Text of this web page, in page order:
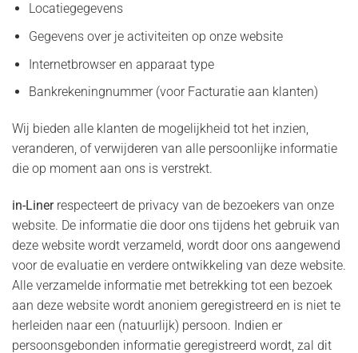
Locatiegegevens
Gegevens over je activiteiten op onze website
Internetbrowser en apparaat type
Bankrekeningnummer (voor Facturatie aan klanten)
Wij bieden alle klanten de mogelijkheid tot het inzien,
veranderen, of verwijderen van alle persoonlijke informatie
die op moment aan ons is verstrekt.
in-Linerrespecteert de privacy van de bezoekers van onze
website. De informatie die door ons tijdens het gebruik van
deze website wordt verzameld, wordt door ons aangewend
voor de evaluatie en verdere ontwikkeling van deze website.
Alle verzamelde informatie met betrekking tot een bezoek
aan deze website wordt anoniem geregistreerd en is niet te
herleiden naar een (natuurlijk) persoon. Indien er
persoonsgebonden informatie geregistreerd wordt, zal dit